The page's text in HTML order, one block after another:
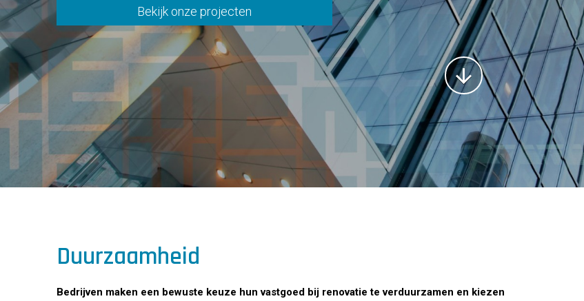
Bekijk onze projecten
Duurzaamheid
Bedrijven maken een bewuste keuze hun vastgoed bij renovatie te verduurzamen en kiezen